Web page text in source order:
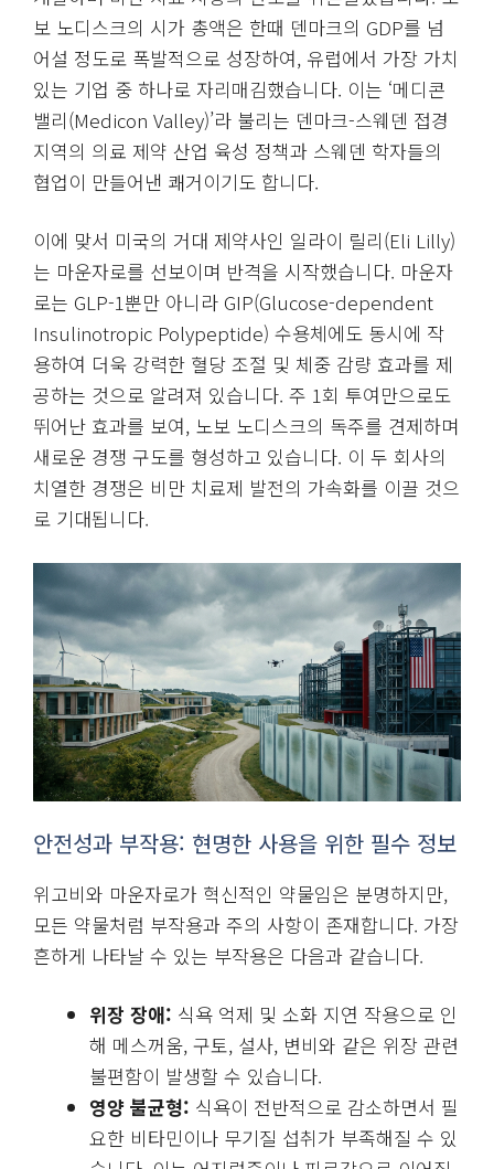
보 노디스크의 시가 총액은 한때 덴마크의 GDP를 넘
어설 정도로 폭발적으로 성장하여, 유럽에서 가장 가치
있는 기업 중 하나로 자리매김했습니다. 이는 ‘메디콘
밸리(Medicon Valley)’라 불리는 덴마크-스웨덴 접경
지역의 의료 제약 산업 육성 정책과 스웨덴 학자들의
협업이 만들어낸 쾌거이기도 합니다.
이에 맞서 미국의 거대 제약사인 일라이 릴리(Eli Lilly)
는 마운자로를 선보이며 반격을 시작했습니다. 마운자
로는 GLP-1뿐만 아니라 GIP(Glucose-dependent
Insulinotropic Polypeptide) 수용체에도 동시에 작
용하여 더욱 강력한 혈당 조절 및 체중 감량 효과를 제
공하는 것으로 알려져 있습니다. 주 1회 투여만으로도
뛰어난 효과를 보여, 노보 노디스크의 독주를 견제하며
새로운 경쟁 구도를 형성하고 있습니다. 이 두 회사의
치열한 경쟁은 비만 치료제 발전의 가속화를 이끌 것으
로 기대됩니다.
안전성과 부작용: 현명한 사용을 위한 필수 정보
위고비와 마운자로가 혁신적인 약물임은 분명하지만,
모든 약물처럼 부작용과 주의 사항이 존재합니다. 가장
흔하게 나타날 수 있는 부작용은 다음과 같습니다.
위장 장애: 식욕 억제 및 소화 지연 작용으로 인
해 메스꺼움, 구토, 설사, 변비와 같은 위장 관련
불편함이 발생할 수 있습니다.
영양 불균형: 식욕이 전반적으로 감소하면서 필
요한 비타민이나 무기질 섭취가 부족해질 수 있